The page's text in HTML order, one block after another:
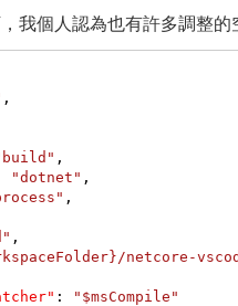
我個人認為也有許多調整的
,
,
"dotnet" ,
,
,
netcore-
:
"$msCompile"